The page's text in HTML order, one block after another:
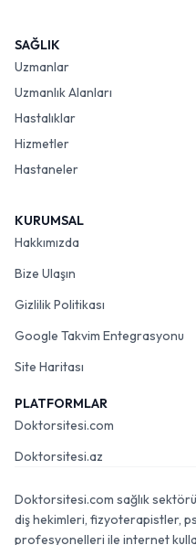
SAĞLIK
Uzmanlar
Uzmanlık Alanları
Hastalıklar
Hizmetler
Hastaneler
KURUMSAL
Hakkımızda
Bize Ulaşın
Gizlilik Politikası
Google Takvim Entegrasyonu
Site Haritası
PLATFORMLAR
Doktorsitesi.com
Doktorsitesi.az
Doktorsitesi.com sağlık
diş hekimleri, fizyoterapistler,
profesyonelleri ile internet